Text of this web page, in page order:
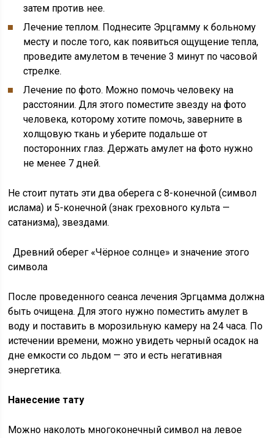
затем против нее.
Лечение теплом. Поднесите Эрцгамму к больному
месту и после того, как появиться ощущение тепла,
проведите амулетом в течение 3 минут по часовой
стрелке.
Лечение по фото. Можно помочь человеку на
расстоянии. Для этого поместите звезду на фото
человека, которому хотите помочь, заверните в
холщовую ткань и уберите подальше от
посторонних глаз. Держать амулет на фото нужно
не менее 7 дней.
Не стоит путать эти два оберега с 8-конечной (символ
ислама) и 5-конечной (знак греховного культа —
сатанизма), звездами.
Древний оберег «Чёрное солнце» и значение этого
символа
После проведенного сеанса лечения Эргцамма должна
быть очищена. Для этого нужно поместить амулет в
воду и поставить в морозильную камеру на 24 часа. По
истечении времени, можно увидеть черный осадок на
дне емкости со льдом — это и есть негативная
энергетика.
Нанесение тату
Можно наколоть многоконечный символ на левое